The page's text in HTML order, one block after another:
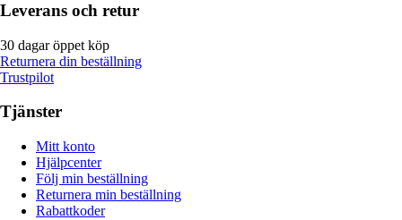
Leverans och retur
30 dagar öppet köp
Returnera din beställning
Trustpilot
Tjänster
Mitt konto
Hjälpcenter
Följ min beställning
Returnera min beställning
Rabattkoder